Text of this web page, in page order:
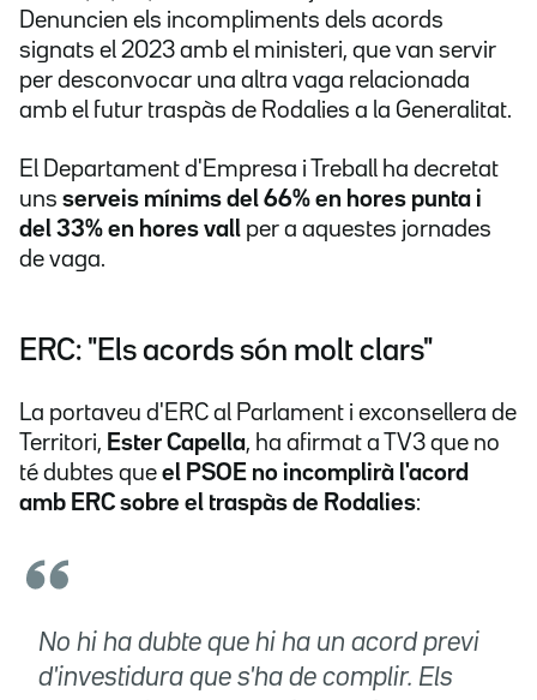
Denuncien els incompliments dels acords
signats el 2023 amb el ministeri, que van servir
per desconvocar una altra vaga relacionada
amb el futur traspàs de Rodalies a la Generalitat.
El Departament d'Empresa i Treball ha decretat
uns serveis mínims del 66% en hores punta i
del 33% en hores vall per a aquestes jornades
de vaga.
ERC: "Els acords són molt clars"
La portaveu d'ERC al Parlament i exconsellera de
Territori, Ester Capella, ha afirmat a TV3 que no
té dubtes que el PSOE no incomplirà l'acord
amb ERC sobre el traspàs de Rodalies:
No hi ha dubte que hi ha un acord previ
d'investidura que s'ha de complir. Els